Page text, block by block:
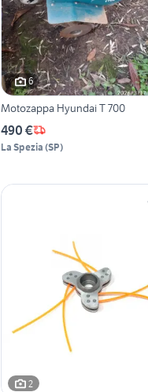
6
Motozappa Hyundai T 700
490 €
La Spezia (SP)
2